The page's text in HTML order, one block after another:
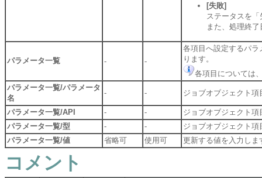
[失敗]
ステータスを
また、処理終
パラメータ一覧 - -
各項目へ設定するパ
ります。
各項目については
パラメータ一覧/パラメータ
名
- - ジョブオブジェクト
パラメータ一覧/API - -
ジョブオブジェクト
パラメータ一覧/型
- -
ジョブオブジェクト
パラメータ一覧/値
省略可 使用可 更新する値を入力しま
コメント